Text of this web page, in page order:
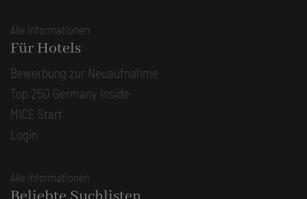
Alle Informationen
Für Hotels
Bewerbung zur Neuaufnahme
Top 250 Germany Inside
MICE Start
Login
Alle Informationen